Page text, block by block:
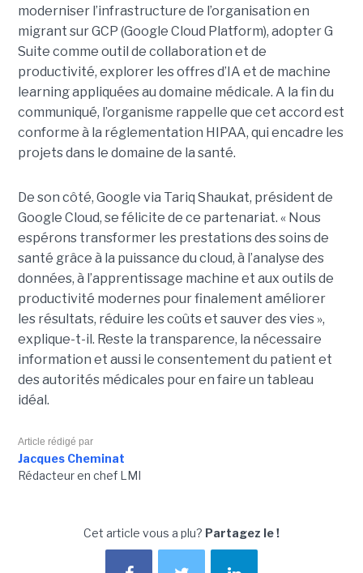
moderniser l’infrastructure de l’organisation en
migrant sur GCP (Google Cloud Platform), adopter G
Suite comme outil de collaboration et de
productivité, explorer les offres d’IA et de machine
learning appliquées au domaine médicale. A la fin du
communiqué, l’organisme rappelle que cet accord est
conforme à la réglementation HIPAA, qui encadre les
projets dans le domaine de la santé.
De son côté, Google via Tariq Shaukat, président de
Google Cloud, se félicite de ce partenariat. « Nous
espérons transformer les prestations des soins de
santé grâce à la puissance du cloud, à l’analyse des
données, à l’apprentissage machine et aux outils de
productivité modernes pour finalement améliorer
les résultats, réduire les coûts et sauver des vies »,
explique-t-il. Reste la transparence, la nécessaire
information et aussi le consentement du patient et
des autorités médicales pour en faire un tableau
idéal.
Article rédigé par
Jacques Cheminat
Rédacteur en chef LMI
Cet article vous a plu? Partagez le !